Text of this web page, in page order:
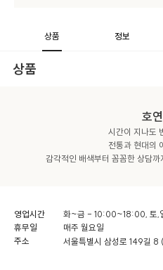
상품 정보
상품
호
시간이 지나도
전통과 현대의
감각적인 배색부터 꼼꼼한 상담
영업시간
화~금 - 10:00~18:00, 토
휴무일
매주 월요일
주소
서울특별시 삼성로 149길 8